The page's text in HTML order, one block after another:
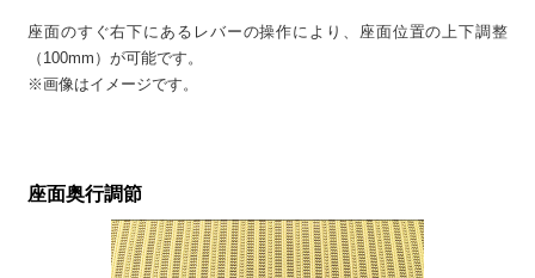
座面のすぐ右下にあるレバーの操作により、座面位置の上下調整
（100mm）が可能です。
※画像はイメージです。
座面奥行調節